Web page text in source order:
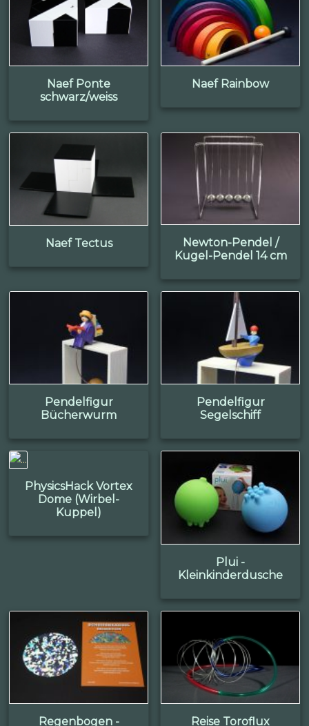
Naef Ponte
schwarz/weiss
Naef Rainbow
Naef Tectus
Newton-Pendel /
Kugel-Pendel 14 cm
Pendelfigur
Bücherwurm
Pendelfigur
Segelschiff
PhysicsHack Vortex
Dome (Wirbel-
Kuppel)
Plui -
Kleinkinderdusche
Regenbogen - Reise Toroflux